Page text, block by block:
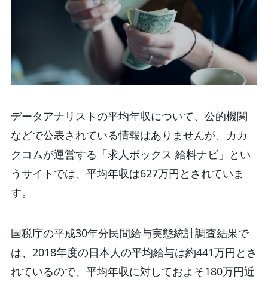
データアナリストの平均年収について、公的機関
などで公表されている情報はありませんが、カカ
クコムが運営する「求人ボックス 給料ナビ」とい
うサイトでは、平均年収は627万円とされていま
す。
国税庁の平成30年分民間給与実態統計調査結果で
は、2018年度の日本人の平均給与は約441万円とさ
れているので、平均年収に対しておよそ180万円近